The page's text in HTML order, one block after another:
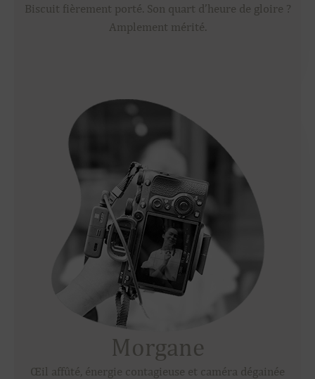
Biscuit fièrement porté. Son quart d’heure de gloire ?
Amplement mérité.
Morgane
Œil affûté, énergie contagieuse et caméra dégainée